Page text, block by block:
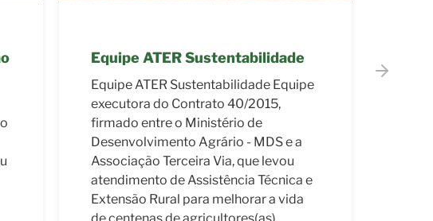
Equipe ATER Mais Gestão
Equipe ATER Mais Gestão Equipe
executora do contrato 080/2018,
firmado entre a ANATER e a
Associação Terceira Via, que oferece
Assistência Técnica e Extensão Rural
para Associações e Cooperativas do
Estado de São Paulo. Antonio Castilho